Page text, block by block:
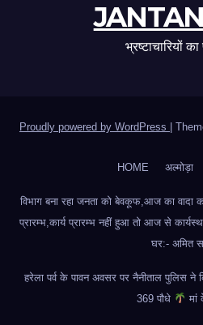
भ्रष्टाचारियों
Proudly powered by WordPress
HOME अल्मोड़ा
विभाग बना रहा जनता को बेवकूफ,आज का वादा
प्रारम्भ,कार्य प्रारम्भ नहीं हुआ तो आज से
घर:- अमित
हरेला पर्व के पावन अवसर पर नैनीताल पुलिस ने
369 पौधे
मां